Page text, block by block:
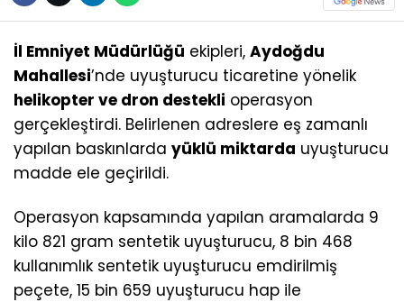
İl Emniyet Müdürlüğü ekipleri, Aydoğdu
Mahallesi’nde uyuşturucu ticaretine yönelik
helikopter ve dron destekli operasyon
gerçekleştirdi. Belirlenen adreslere eş zamanlı
yapılan baskınlarda yüklü miktarda uyuşturucu
madde ele geçirildi.
Operasyon kapsamında yapılan aramalarda 9
kilo 821 gram sentetik uyuşturucu, 8 bin 468
kullanımlık sentetik uyuşturucu emdirilmiş
peçete, 15 bin 659 uyuşturucu hap ile